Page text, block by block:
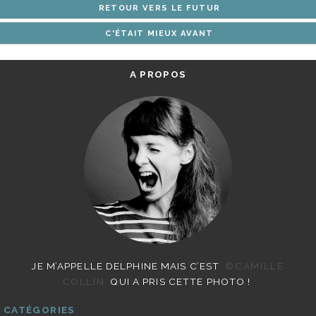
ARTICLES
RETOUR VERS LE FUTUR
C'ÉTAIT MIEUX AVANT
A PROPOS
JE M’APPELLE DELPHINE MAIS C’EST
©CAMILLE
COLLIN
QUI A PRIS CETTE PHOTO !
CATÉGORIES